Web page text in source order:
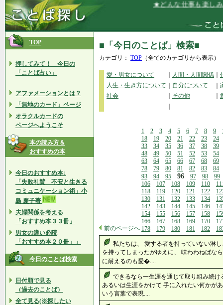
★どんな仕事も楽しみな
TOP
押してみて！ 今日の
「ことば占い」
アファメーションとは？
「無地のカード」ページ
オラクルカードの
ページへようこそ
本の読み方＆
おすすめの本
今日のおすすめ本↓
「失敗礼賛 不安と生きる
コミュニケーション術」小
島 慶子著
夫婦関係を考える
「おすすめ本３３冊」
男女の違い必読
「おすすめ本２０冊」」
今日のことば検索
日付順で見る
（過去のことば）
全て見る(※探したい
■「今日のことば」検索■
カテゴリ： TOP （全てのカテゴリから表示）
愛・男女について 人間・人間関係
人生・生き方について
自分について
社会
その他
前のページへ
1 2 3 4 5 6 7 8 9
18
19 20 21 22 23
24
33
34 35 36 37 38
39
48
49 50 51 52 53
54
63
64 65 66 67 68
69
78
79 80 81 82 83
84
93
94 95 96 97 98
99
106
107 108 109 110
118
119 120 121 122
130
131 132 133 134
142
143 144 145 146
154
155 156 157 158
166
167 168 169 170
178
179 180 181 182
私たちは、 愛する者を持っていない淋
を持ってしまったがゆえに、 味わわねばな
に耐えるのも愛�....
できるなら一生涯を通じて取り組み続
あるいは生涯をかけて 手に入れたい何かが
いう言葉で表現....